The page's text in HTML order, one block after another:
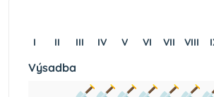
I II III IV V VI VII VIII
Výsadba